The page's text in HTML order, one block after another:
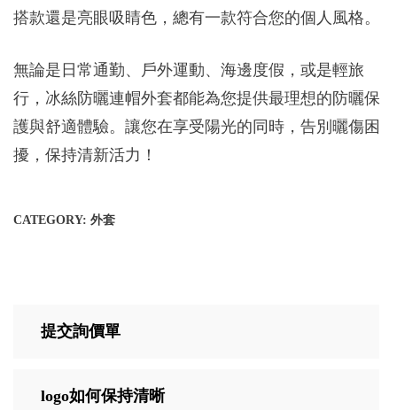
搭款還是亮眼吸睛色，總有一款符合您的個人風格。
無論是日常通勤、戶外運動、海邊度假，或是輕旅
行，冰絲防曬連帽外套都能為您提供最理想的防曬保
護與舒適體驗。讓您在享受陽光的同時，告別曬傷困
擾，保持清新活力！
CATEGORY: 外套
提交詢價單
logo如何保持清晰